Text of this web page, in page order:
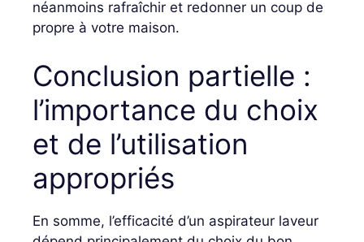
néanmoins rafraîchir et redonner un coup de
propre à votre maison.
Conclusion partielle :
l’importance du choix
et de l’utilisation
appropriés
En somme, l’efficacité d’un aspirateur laveur